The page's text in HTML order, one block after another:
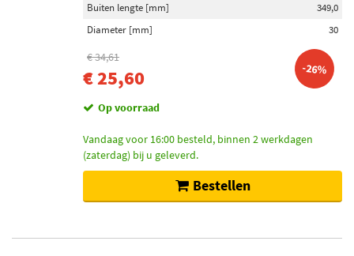
Buiten lengte [mm]
349,0
Diameter [mm]
30
€ 34,61
€ 25,60 -26%
Op voorraad
Vandaag voor 16:00 besteld, binnen 2 werkdagen
(zaterdag) bij u geleverd.
Bestellen